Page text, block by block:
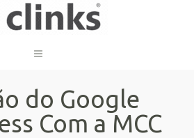
do Google
Com a MCC